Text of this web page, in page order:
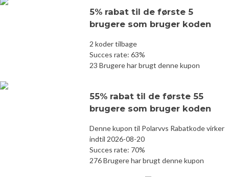
5% rabat til de første 5
brugere som bruger koden
2 koder tilbage
Succes rate: 63%
23 Brugere har brugt denne kupon
55% rabat til de første 55
brugere som bruger koden
Denne kupon til Polarvvs Rabatkode virker
indtil 2026-08-20
Succes rate: 70%
276 Brugere har brugt denne kupon